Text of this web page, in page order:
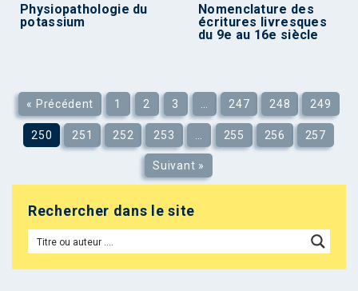
Physiopathologie du
potassium
Nomenclature des
écritures livresques
du 9e au 16e siècle
« Précédent 1 2 3 … 247 248 249
250 251 252 253 255 256 257
Suivant »
Rechercher dans le site